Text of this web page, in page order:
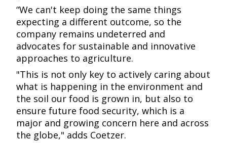
“We can't keep doing the same things
expecting a different outcome, so the
company remains undeterred and
advocates for sustainable and innovative
approaches to agriculture.​​​​‌ ‍ ​‍​‍‌‍ ‌ ​‍‌‍‍‌‌‍‌ ‌‍‍‌‌‍ ‍​‍​‍​ ‍‍​‍​‍‌ ​ ‌‍​‌‌‍ ‍‌‍‍‌‌ ‌​‌ ‍‌​‍ ‍‌‍‍‌‌‍ ​‍​‍​‍ ​​‍​‍‌‍‍​‌ ​‍‌‍‌‌‌‍‌‍​‍​‍​ ‍‍​‍​‍​‍ ‌ ​ ‌ ‌​‌ ‌‌‌‍‌​‌‍‍‌‌‍ ​‍ ‌‍‍‌‌‍ ‍‌ ‌​‌‍‌‌‌‍ ‍‌ ‌​​‍ ‌‍‌‌‌‍‌​‌‍‍‌‌ ‌​​‍ ‌‍ ‌‌‍ ‌‍‌​‌‍‌‌​ ‌‌ ​​‌ ​‍‌‍‌‌‌ ​ ‌‍‌‌‌‍ ‍‌ ‌​‌‍​‌‌ ‌​‌‍‍‌‌‍ ‌‍ ‍​ ‍ ‌‍‍‌‌‍‌​​ ‌‌ ​​‌‍ ‌ ​ ‌ ‌​​‍ ‍‌ ​ ‌‍​‌​‍ ‍‌‍‌​‌‍ ‌‍‍‌‌‍ ‍‌‍‌ ​‍ ‌‌‍​‍‌‍‌‌‌ ‌​‌ ‌​‌‍‌‌‌ ​‍​‍ ‌‌ ​‍‌‍‌‌​‍ ‌‌‍‌​‌‍‌‌‌‍‌‍‌‍‍‌‌‍ ‍‌‍‍‌‌‍ ‍‌‍‌ ​‍ ‌‌ ​ ‌ ‌‌‌‍​ ‌‍​ ‌‍‌‌‌ ​ ‌ ​ ​‍ ‌‌‍‍‌‌‍ ‍​‍ ‌‌‍​‌‌‍‌ ‌ ​‍‌‍‍‌‌‍​ ‌ ‌‌‌‍ ​‌ ‌​‌ ‌‌‌ ​‍‌‍‌‌​‍ ‌‌‍‌‌‌‍ ‌‌ ​​‌‍ ‌ ‌ ‌‍‌‌‌ ​‍‌‍‍‌‌‍ ‍‌‍‌ ​‍ ‌‌‍‌‍‌‍​‌‌ ​‍‌‍ ‌‌‍‌‌‌ ​‍‌ ​ ​‍ ‌‌‍ ‍‌ ‌‌‌ ​‍‌ ‌​‌ ‌‌‌ ​‍‌‍‍‌‌‍ ‍‌‍‌ ​‍ ‌‌ ‌​‌‍‍​‌‍‌‌​‍ ‌‌‍‌‌‌‍ ‍‌ ‌‍‌‍‍‌‌ ​‍‌‍ ‌‍ ‍‌‍ ‌‌‍‌‌‌‍ ‍‌ ‌​​ ‍ ‌ ‌​‌ ‍‌‌ ​​‌‍‌‌​ ‌‌ ​​‌‍ ‌ ​ ‌ ‌​​ ‍ ‌ ​​‌‍​‌‌ ‌​‌‍‍​​ ‌‌‍​‍‌‍ ‌‍‌​‌ ‍‌​‍‌‌​ ‌‌‌​​‍‌‌ ‌‍‍ ‌‍‌‌‌ ‍‌​‍‌‌​ ​ ‌​‌​​‍‌‌​ ​ ‌​‌​​‍‌‌​ ​‍​ ​‍​ ‌‍​ ‌ ​ ​ ​ ​​‌‍​ ​ ​ ​ ​ ​ ​‍‌‍‌‌​ ‌‍​ ‌‍‌‍​‌​‍‌‌​ ​‍​ ​‍​‍‌‌​ ‌‌‌​‌​​‍ ‍‌‍​ ‌‍‍​‌‍‍‌‌‍ ​‌‍‌​‌ ​‍‌‍‌‌‌‍ ‍​‍‌‌​ ‌‌‌​​‍‌‌ ‌‍‍ ‌‍‌‌‌ ‍‌​‍‌‌​ ​ ‌​‌​​‍‌‌​ ​ ‌​‌​​‍‌‌​ ​‍​ ​‍​ ​‌‌‍‌‌‌‍‌‌‌‍‌​‌‍‌‌‌‍‌‍‌‍‌​​ ‍‌​ ‌‌​ ​ ​ ​​​ ​​​ ​​​‍‌‌​ ​‍​ ​‍​‍‌‌​ ‌‌‌​‌​​‍ ‍‌ ‌​‌‍‌‌‌ ‍​‌ ‌​​ ‌‍​‍‌‍​‌‌ ​ ‌‍‌‌‌‌‌‌‌ ​‍‌‍ ​​ ‌​‍‌‌​ ​‍‌​‌‍‌ ​ ‌ ‌​‌ ‌‌‌‍‌​‌‍‍‌‌‍ ​‍‌‍‌‍‍‌‌‍‌​​ ‌‌ ​​‌‍ ‌ ​ ‌ ‌​​‍ ‍‌ ​ ‌‍​‌​‍ ‍‌‍‌​‌‍ ‌‍‍‌‌‍ ‍‌‍‌ ​‍ ‌‌‍​‍‌‍‌‌‌ ‌​‌ ‌​‌‍‌‌‌ ​‍​‍ ‌‌ ​‍‌‍‌‌​‍ ‌‌‍‌​‌‍‌‌‌‍‌‍‌‍‍‌‌‍ ‍‌‍‍‌‌‍ ‍‌‍‌ ​‍ ‌‌ ​ ‌ ‌‌‌‍​ ‌‍​ ‌‍‌‌‌ ​ ‌ ​ ​‍ ‌‌‍‍‌‌‍ ‍​‍ ‌‌‍​‌‌‍‌ ‌ ​‍‌‍‍‌‌‍​ ‌ ‌‌‌‍ ​‌ ‌​‌ ‌‌‌ ​‍‌‍‌‌​‍ ‌‌‍‌‌‌‍ ‌‌ ​​‌‍ ‌ ‌ ‌‍‌‌‌ ​‍‌‍‍‌‌‍ ‍‌‍‌ ​‍ ‌‌‍‌‍‌‍​‌‌ ​‍‌‍ ‌‌‍‌‌‌ ​‍‌ ​ ​‍ ‌‌‍ ‍‌ ‌‌‌ ​‍‌ ‌​‌ ‌‌‌ ​‍‌‍‍‌‌‍ ‍‌‍‌ ​‍ ‌‌ ‌​‌‍‍​‌‍‌‌​‍ ‌‌‍‌‌‌‍ ‍‌ ‌‍‌‍‍‌‌ ​‍‌‍ ‌‍ ‍‌‍ ‌‌‍‌‌‌‍ ‍‌ ‌​​‍‌‍‌ ‌​‌ ‍‌‌ ​​‌‍‌‌​ ‌‌ ​​‌‍ ‌ ​ ‌ ‌​​‍‌‍‌ ​​‌‍​‌‌ ‌​‌‍‍​​ ‌‌‍​‍‌‍ ‌‍‌​‌ ‍‌​‍‌‌​ ‌‌‌​​‍‌‌ ‌‍‍ ‌‍‌‌‌ ‍‌​‍‌‌​ ​ ‌​‌​​‍‌‌​ ​ ‌​‌​​‍‌‌​ ​‍​ ​‍​ ‌‍​ ‌ ​ ​ ​ ​​‌‍​ ​ ​ ​ ​ ​ ​‍‌‍‌‌​ ‌‍​ ‌‍‌‍​‌​‍‌‌​ ​‍​ ​‍​‍‌‌​ ‌‌‌​‌​​‍ ‍‌‍​ ‌‍‍​‌‍‍‌‌‍ ​‌‍‌​‌ ​‍‌‍‌‌‌‍ ‍​‍‌‌​ ‌‌‌​​‍‌‌ ‌‍‍ ‌‍‌‌‌ ‍‌​‍‌‌​ ​ ‌​‌​​‍‌‌​ ​ ‌​‌​​‍‌‌​ ​‍​ ​‍​ ​‌‌‍‌‌‌‍‌‌‌‍‌​‌‍‌‌‌‍‌‍‌‍‌​​ ‍‌​ ‌‌​ ​ ​ ​​​ ​​​ ​​​‍‌‌​ ​‍​ ​‍​‍‌‌​ ‌‌‌​‌​​‍ ‍‌ ‌​‌‍‌‌‌ ‍​‌ ‌​​‍‌‍‌ ​​‌‍‌‌‌ ​‍‌ ​ ‌ ​​‌‍‌‌‌‍​ ‌ ‌​‌‍‍‌‌ ‌‍‌‍‌‌​ ‌‌ ​​‌ ‌‌‌‍​‍‌‍ ​‌‍‍‌‌ ​ ‌‍‍​‌‍‌‌‌‍‌​​‍​‍‌ ‌
"This is not only key to actively caring about
what is happening in the environment and
the soil our food is grown in, but also to
ensure future food security, which is a
major and growing concern here and across
the globe," adds Coetzer.​​​​‌ ‍ ​‍​‍‌‍ ‌ ​‍‌‍‍‌‌‍‌ ‌‍‍‌‌‍ ‍​‍​‍​ ‍‍​‍​‍‌ ​ ‌‍​‌‌‍ ‍‌‍‍‌‌ ‌​‌ ‍‌​‍ ‍‌‍‍‌‌‍ ​‍​‍​‍ ​​‍​‍‌‍‍​‌ ​‍‌‍‌‌‌‍‌‍​‍​‍​ ‍‍​‍​‍​‍ ‌ ​ ‌ ‌​‌ ‌‌‌‍‌​‌‍‍‌‌‍ ​‍ ‌‍‍‌‌‍ ‍‌ ‌​‌‍‌‌‌‍ ‍‌ ‌​​‍ ‌‍‌‌‌‍‌​‌‍‍‌‌ ‌​​‍ ‌‍ ‌‌‍ ‌‍‌​‌‍‌‌​ ‌‌ ​​‌ ​‍‌‍‌‌‌ ​ ‌‍‌‌‌‍ ‍‌ ‌​‌‍​‌‌ ‌​‌‍‍‌‌‍ ‌‍ ‍​ ‍ ‌‍‍‌‌‍‌​​ ‌‌ ​​‌‍ ‌ ​ ‌ ‌​​‍ ‍‌ ​ ‌‍​‌​‍ ‍‌‍‌​‌‍ ‌‍‍‌‌‍ ‍‌‍‌ ​‍ ‌‌‍​‍‌‍‌‌‌ ‌​‌ ‌​‌‍‌‌‌ ​‍​‍ ‌‌ ​‍‌‍‌‌​‍ ‌‌‍‌​‌‍‌‌‌‍‌‍‌‍‍‌‌‍ ‍‌‍‍‌‌‍ ‍‌‍‌ ​‍ ‌‌ ​ ‌ ‌‌‌‍​ ‌‍​ ‌‍‌‌‌ ​ ‌ ​ ​‍ ‌‌‍‍‌‌‍ ‍​‍ ‌‌‍​‌‌‍‌ ‌ ​‍‌‍‍‌‌‍​ ‌ ‌‌‌‍ ​‌ ‌​‌ ‌‌‌ ​‍‌‍‌‌​‍ ‌‌‍‌‌‌‍ ‌‌ ​​‌‍ ‌ ‌ ‌‍‌‌‌ ​‍‌‍‍‌‌‍ ‍‌‍‌ ​‍ ‌‌‍‌‍‌‍​‌‌ ​‍‌‍ ‌‌‍‌‌‌ ​‍‌ ​ ​‍ ‌‌‍ ‍‌ ‌‌‌ ​‍‌ ‌​‌ ‌‌‌ ​‍‌‍‍‌‌‍ ‍‌‍‌ ​‍ ‌‌ ‌​‌‍‍​‌‍‌‌​‍ ‌‌‍‌‌‌‍ ‍‌ ‌‍‌‍‍‌‌ ​‍‌‍ ‌‍ ‍‌‍ ‌‌‍‌‌‌‍ ‍‌ ‌​​ ‍ ‌ ‌​‌ ‍‌‌ ​​‌‍‌‌​ ‌‌ ​​‌‍ ‌ ​ ‌ ‌​​ ‍ ‌ ​​‌‍​‌‌ ‌​‌‍‍​​ ‌‌‍​‍‌‍ ‌‍‌​‌ ‍‌​‍‌‌​ ‌‌‌​​‍‌‌ ‌‍‍ ‌‍‌‌‌ ‍‌​‍‌‌​ ​ ‌​‌​​‍‌‌​ ​ ‌​‌​​‍‌‌​ ​‍​ ​‍​ ‍​​ ‌‍​ ​ ‌‍​‌​ ‍​‌‍​ ​ ​​​ ‍‌‌‍‌‍‌‍‌‌‌‍​‍​ ‌‍​‍‌‌​ ​‍​ ​‍​‍‌‌​ ‌‌‌​‌​​‍ ‍‌‍​ ‌‍‍​‌‍‍‌‌‍ ​‌‍‌​‌ ​‍‌‍‌‌‌‍ ‍​‍‌‌​ ‌‌‌​​‍‌‌ ‌‍‍ ‌‍‌‌‌ ‍‌​‍‌‌​ ​ ‌​‌​​‍‌‌​ ​ ‌​‌​​‍‌‌​ ​‍​ ​‍​ ‌​​ ‍‌​ ‍‌‌‍​‍‌‍‌‌‌‍‌‍​ ‍‌​ ​‌​ ‌‌​ ‌​​ ​‌​ ​‍​ ​​​‍‌‌​ ​‍​ ​‍​‍‌‌​ ‌‌‌​‌​​‍ ‍‌ ‌​‌‍‌‌‌ ‍​‌ ‌​​ ‌‍​‍‌‍​‌‌ ​ ‌‍‌‌‌‌‌‌‌ ​‍‌‍ ​​ ‌​‍‌‌​ ​‍‌​‌‍‌ ​ ‌ ‌​‌ ‌‌‌‍‌​‌‍‍‌‌‍ ​‍‌‍‌‍‍‌‌‍‌​​ ‌‌ ​​‌‍ ‌ ​ ‌ ‌​​‍ ‍‌ ​ ‌‍​‌​‍ ‍‌‍‌​‌‍ ‌‍‍‌‌‍ ‍‌‍‌ ​‍ ‌‌‍​‍‌‍‌‌‌ ‌​‌ ‌​‌‍‌‌‌ ​‍​‍ ‌‌ ​‍‌‍‌‌​‍ ‌‌‍‌​‌‍‌‌‌‍‌‍‌‍‍‌‌‍ ‍‌‍‍‌‌‍ ‍‌‍‌ ​‍ ‌‌ ​ ‌ ‌‌‌‍​ ‌‍​ ‌‍‌‌‌ ​ ‌ ​ ​‍ ‌‌‍‍‌‌‍ ‍​‍ ‌‌‍​‌‌‍‌ ‌ ​‍‌‍‍‌‌‍​ ‌ ‌‌‌‍ ​‌ ‌​‌ ‌‌‌ ​‍‌‍‌‌​‍ ‌‌‍‌‌‌‍ ‌‌ ​​‌‍ ‌ ‌ ‌‍‌‌‌ ​‍‌‍‍‌‌‍ ‍‌‍‌ ​‍ ‌‌‍‌‍‌‍​‌‌ ​‍‌‍ ‌‌‍‌‌‌ ​‍‌ ​ ​‍ ‌‌‍ ‍‌ ‌‌‌ ​‍‌ ‌​‌ ‌‌‌ ​‍‌‍‍‌‌‍ ‍‌‍‌ ​‍ ‌‌ ‌​‌‍‍​‌‍‌‌​‍ ‌‌‍‌‌‌‍ ‍‌ ‌‍‌‍‍‌‌ ​‍‌‍ ‌‍ ‍‌‍ ‌‌‍‌‌‌‍ ‍‌ ‌​​‍‌‍‌ ‌​‌ ‍‌‌ ​​‌‍‌‌​ ‌‌ ​​‌‍ ‌ ​ ‌ ‌​​‍‌‍‌ ​​‌‍​‌‌ ‌​‌‍‍​​ ‌‌‍​‍‌‍ ‌‍‌​‌ ‍‌​‍‌‌​ ‌‌‌​​‍‌‌ ‌‍‍ ‌‍‌‌‌ ‍‌​‍‌‌​ ​ ‌​‌​​‍‌‌​ ​ ‌​‌​​‍‌‌​ ​‍​ ​‍​ ‍​​ ‌‍​ ​ ‌‍​‌​ ‍​‌‍​ ​ ​​​ ‍‌‌‍‌‍‌‍‌‌‌‍​‍​ ‌‍​‍‌‌​ ​‍​ ​‍​‍‌‌​ ‌‌‌​‌​​‍ ‍‌‍​ ‌‍‍​‌‍‍‌‌‍ ​‌‍‌​‌ ​‍‌‍‌‌‌‍ ‍​‍‌‌​ ‌‌‌​​‍‌‌ ‌‍‍ ‌‍‌‌‌ ‍‌​‍‌‌​ ​ ‌​‌​​‍‌‌​ ​ ‌​‌​​‍‌‌​ ​‍​ ​‍​ ‌​​ ‍‌​ ‍‌‌‍​‍‌‍‌‌‌‍‌‍​ ‍‌​ ​‌​ ‌‌​ ‌​​ ​‌​ ​‍​ ​​​‍‌‌​ ​‍​ ​‍​‍‌‌​ ‌‌‌​‌​​‍ ‍‌ ‌​‌‍‌‌‌ ‍​‌ ‌​​‍‌‍‌ ​​‌‍‌‌‌ ​‍‌ ​ ‌ ​​‌‍‌‌‌‍​ ‌ ‌​‌‍‍‌‌ ‌‍‌‍‌‌​ ‌‌ ​​‌ ‌‌‌‍​‍‌‍ ​‌‍‍‌‌ ​ ‌‍‍​‌‍‌‌‌‍‌​​‍​‍‌ ‌